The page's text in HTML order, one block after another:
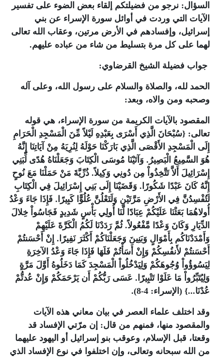
السؤال: نرجو من فضيلتكم إلقاء بعض الضوء على تفسير
الآيات التي وردت في أوائل سورة الإسراء عن بني
إسرائيل، وإفسادهم في الأرض مرتين، وعقاب الله تعالى
لهما على كل مرة بتسليط من شاء من عباده عليهم.
جواب فضيلة الشيخ القرضاوي:
الحمد لله، والصلاة والسلام على رسول الله، وعلى آله
وصحبه ومن والاه، وبعد:
المقصود بالآيات الكريمة من سورة الإسراء، هي قوله
تعالى: {سُبْحَانَ الَّذِي أَسْرَى بِعَبْدِهِ لَيْلاً مِّنَ الْمَسْجِدِ الْحَرَامِ
إِلَى الْمَسْجِدِ الأَقْصَى الَّذِي بَارَكْنَا حَوْلَهُ لِنُرِيَهُ مِنْ آيَاتِنَا إِنَّهُ
هُوَ السَّمِيعُ الْبَصِيرُ. وَآتَيْنَا مُوسَى الْكِتَابَ وَجَعَلْنَاهُ هُدًى لِّبَنِي
إِسْرَائِيلَ أَلاَّ تَتَّخِذُواْ مِن دُونِي وَكِيلاً. ذُرِّيَّةَ مَنْ حَمَلْنَا مَعَ نُوحٍ
إِنَّهُ كَانَ عَبْدًا شَكُورًا. وَقَضَيْنَا إِلَى بَنِي إِسْرَائِيلَ فِي الْكِتَابِ
لَتُفْسِدُنَّ فِي الأَرْضِ مَرَّتَيْنِ وَلَتَعْلُنَّ عُلُوًّا كَبِيرًا. فَإِذَا جَاءَ وَعْدُ
أُولاهُمَا بَعَثْنَا عَلَيْكُمْ عِبَادًا لَّنَا أُولِي بَأْسٍ شَدِيدٍ فَجَاسُواْ خِلالَ
الدِّيَارِ وَكَانَ وَعْدًا مَّفْعُولاً. ثُمَّ رَدَدْنَا لَكُمُ الْكَرَّةَ عَلَيْهِمْ
وَأَمْدَدْنَاكُم بِأَمْوَالٍ وَبَنِينَ وَجَعَلْنَاكُمْ أَكْثَرَ نَفِيرًا. إِنْ أَحْسَنتُمْ
أَحْسَنتُمْ لأَنفُسِكُمْ وَإِنْ أَسَأْتُمْ فَلَهَا فَإِذَا جَاءَ وَعْدُ الآخِرَةِ
لِيَسُوؤُواْ وُجُوهَكُمْ وَلِيَدْخُلُواْ الْمَسْجِدَ كَمَا دَخَلُوهُ أَوَّلَ مَرَّةٍ
وَلِيُتَبِّرُواْ مَا عَلَوْا تَتْبِيرًا. عَسَى رَبُّكُمْ أَن يَرْحَمَكُمْ وَإِنْ عُدتُّمْ
عُدْنَا...} (الإسراء: 4-8).
وقد اختلف علماء العصر في بيان معاني هذه الآيات
والمقصود منها، فمنهم من قال: إن مرّتي الإفساد قد
وقعتا، قبل الإسلام، وعوقب بنو إسرائيل أو اليهود عليهما
من الله سبحانه وتعالى، وإن اختلفوا في نوع الإفساد الذي